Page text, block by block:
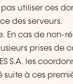
utiliser ces
des serveurs.
En cas de non-
prises de
S.A. les
à ces